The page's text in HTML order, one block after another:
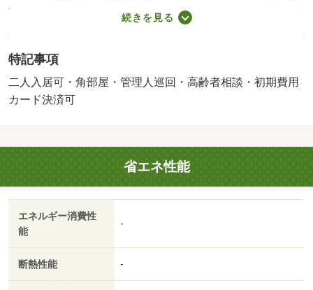
託料：０～１万円）・維持費等：家財保険１，１００円／
月・管理形態／管理員の勤務形態：巡回・駐輪場：有/鍵費
待サービス 26400円
続きを見る
特記事項
二人入居可・角部屋・管理人巡回・高齢者相談・初期費用
カード決済可
省エネ性能
エネルギー消費性
能
-
断熱性能 -